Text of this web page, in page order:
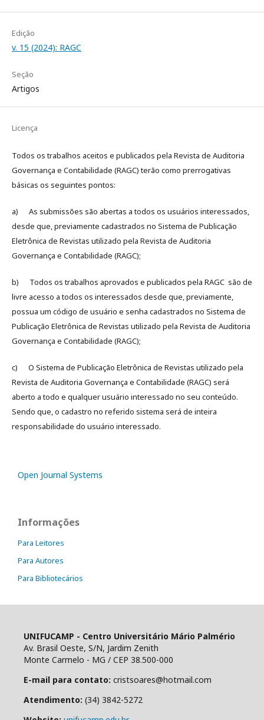
Edição
v. 15 (2024): RAGC
Seção
Artigos
Licença
Todos os trabalhos aceitos e publicados pela Revista de Auditoria
Governança e Contabilidade (RAGC) terão como prerrogativas
básicas os seguintes pontos:
a) As submissões são abertas a todos os usuários interessados,
desde que, previamente cadastrados no Sistema de Publicação
Eletrônica de Revistas utilizado pela Revista de Auditoria
Governança e Contabilidade (RAGC);
b) Todos os trabalhos aprovados e publicados pela RAGC são de
livre acesso a todos os interessados desde que, previamente,
possua um código de usuário e senha cadastrados no Sistema de
Publicação Eletrônica de Revistas utilizado pela Revista de Auditoria
Governança e Contabilidade (RAGC);
c) O Sistema de Publicação Eletrônica de Revistas utilizado pela
Revista de Auditoria Governança e Contabilidade (RAGC) será
aberto a todo e qualquer usuário interessado no seu conteúdo.
Sendo que, o cadastro no referido sistema será de inteira
responsabilidade do usuário interessado.
Open Journal Systems
Informações
Para Leitores
Para Autores
Para Bibliotecários
UNIFUCAMP - Centro Universitário Mário Palmério
Av. Brasil Oeste, S/N, Jardim Zenith
Monte Carmelo - MG / CEP 38.500-000
E-mail para contato: cristsoares@hotmail.com
Atendimento: (34) 3842-5272